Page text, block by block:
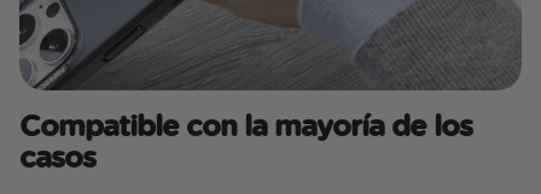
Compatible con la mayoría de los
casos